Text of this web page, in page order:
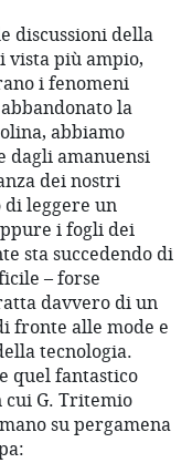
discussioni della
vista più ampio,
i fenomeni
la
abbiamo
dagli amanuensi
dei nostri
leggere un
i fogli dei
sta succedendo di
– forse
davvero di un
fronte alle mode e
tecnologia.
quel fantastico
G. Tritemio
su pergamena